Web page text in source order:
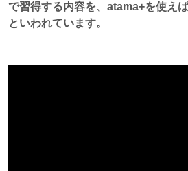
で習得する内容を、atama+を使え
といわれています。